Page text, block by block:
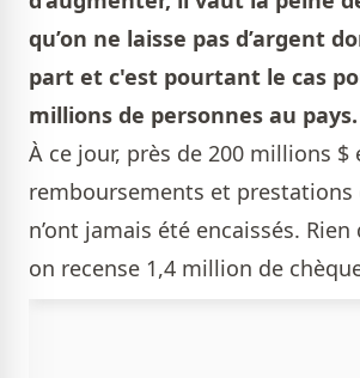
qu’on ne laisse pas d’argent
part et c'est pourtant le cas
millions de personnes au pays.
À ce jour, près de 200 millions $
remboursements et prestations
n’ont jamais été encaissés. Rien
on recense 1,4 million de